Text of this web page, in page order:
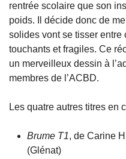
rentrée scolaire que son
poids. Il décide donc de
solides vont se tisser entre
touchants et fragiles. Ce
un merveilleux dessin à
membres de l’ACBD.
Les quatre autres titres en
Brume T1, de Carine
(Glénat)